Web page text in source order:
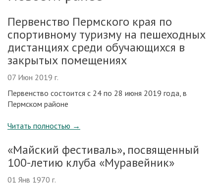
Первенство Пермского края по
спортивному туризму на пешеходных
дистанциях среди обучающихся в
закрытых помещениях
07 Июн 2019 г.
Первенство состоится с 24 по 28 июня 2019 года, в
Пермском районе
Читать полностью →
«Майский фестиваль», посвященный
100-летию клуба «Муравейник»
01 Янв 1970 г.